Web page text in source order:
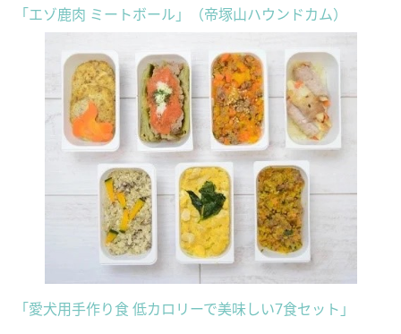
​「エゾ鹿肉 ミートボール」（帝塚山ハウンドカム）
「愛犬用手作り食 低カロリーで美味しい7食セット」